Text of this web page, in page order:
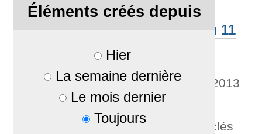
Éléments créés depuis
Hier
La semaine dernière
Le mois dernier
Toujours
Compte-rendu réunion du 11
avril 2013
ParMika64 —publié 26/01/2013
—Dernière modification
11/04/2013 23:09
— Mots-clés